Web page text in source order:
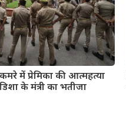
में प्रेमिका की आत्महत्या
के मंत्री का भतीजा